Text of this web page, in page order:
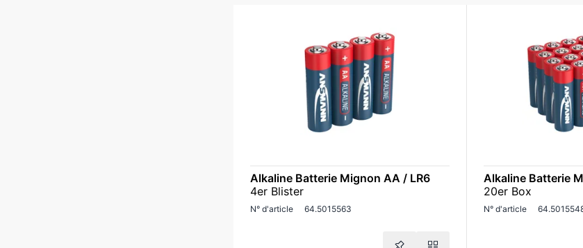
Alkaline Batterie Mignon AA / LR6
4er Blister
N° d'article 64.5015563
Alkaline Batterie
20er Box
N° d'article